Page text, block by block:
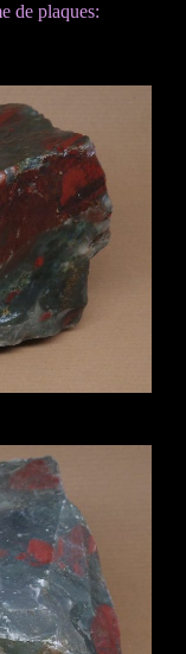
de plaques: